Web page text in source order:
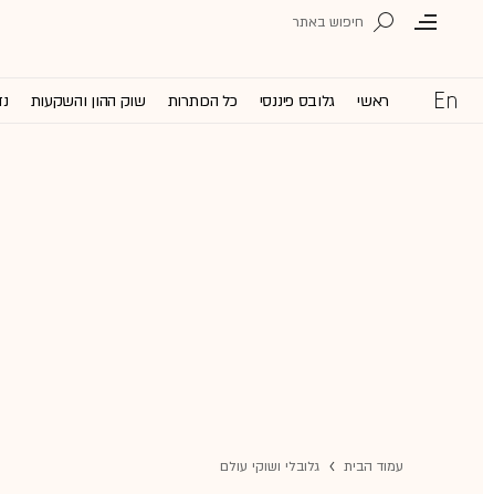
ראשי גלובס פיננסי כל הכותרות שוק ההון והשקעות
עמוד הבית גלובלי ושוקי עולם